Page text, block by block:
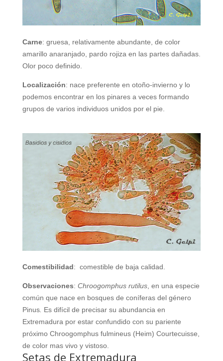
Carne: gruesa, relativamente abundante, de color
amarillo anaranjado, pardo rojiza en las partes dañadas.
Olor poco definido.
Localización: nace preferente en otoño-invierno y lo
podemos encontrar en los pinares a veces formando
grupos de varios individuos unidos por el pie.
Comestibilidad: comestible de baja calidad.
Observaciones: Chroogomphus rutilus, en una especie
común que nace en bosques de coníferas del género
Pinus. Es difícil de precisar su abundancia en
Extremadura por estar confundido con su pariente
próximo Chroogomphus fulmineus (Heim) Courtecuisse,
de color mas vivo y vistoso.
Setas de Extremadura